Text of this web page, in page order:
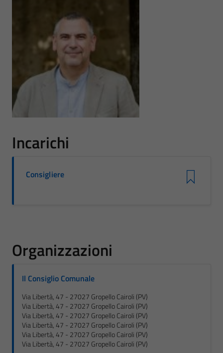
Incarichi
Consigliere
Organizzazioni
Il Consiglio Comunale
Via Libertà, 47 - 27027 Gropello Cairoli (PV)
Via Libertà, 47 - 27027 Gropello Cairoli (PV)
Via Libertà, 47 - 27027 Gropello Cairoli (PV)
Via Libertà, 47 - 27027 Gropello Cairoli (PV)
Via Libertà, 47 - 27027 Gropello Cairoli (PV)
Via Libertà, 47 - 27027 Gropello Cairoli (PV)